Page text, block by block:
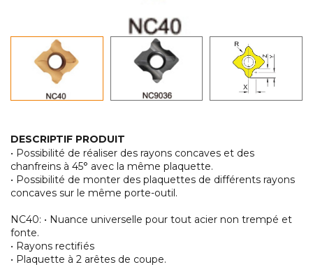
DESCRIPTIF PRODUIT
• Possibilité de réaliser des rayons concaves et des
chanfreins à 45° avec la même plaquette.
• Possibilité de monter des plaquettes de différents rayons
concaves sur le même porte-outil.
NC40: • Nuance universelle pour tout acier non trempé et
fonte.
• Rayons rectifiés
• Plaquette à 2 arêtes de coupe.